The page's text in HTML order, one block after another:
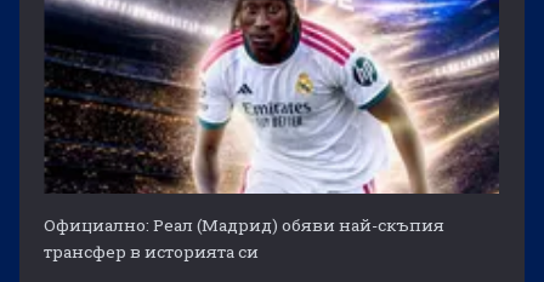
Официално: Реал (Мадрид) обяви най-скъпия
трансфер в историята си